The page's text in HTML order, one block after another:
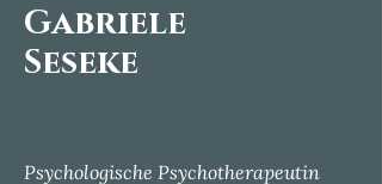
Gabriele
Seseke
Psychologische Psychotherapeutin